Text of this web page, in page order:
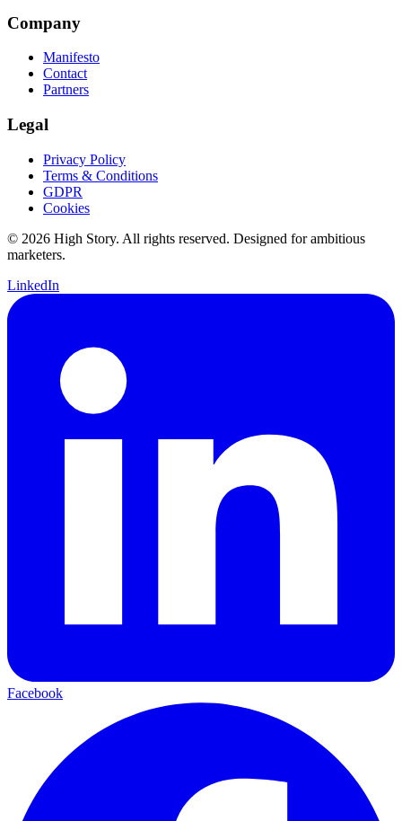
Company
Manifesto
Contact
Partners
Legal
Privacy Policy
Terms & Conditions
GDPR
Cookies
© 2026 High Story. All rights reserved. Designed for ambitious
marketers.
LinkedIn
Facebook